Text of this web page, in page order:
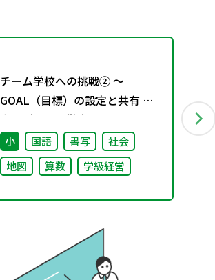
チーム学校への挑戦② ～
GOAL（目標）の設定と共有 ス
タンダードの徹底～
小 国語 書写
社会
地図
算数 学級経営